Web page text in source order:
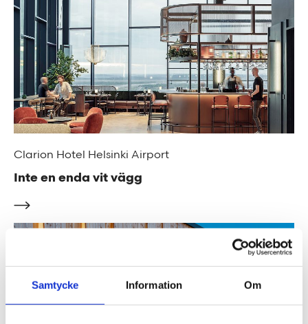
Samtycke Information Om
Clarion Hotel Helsinki Airport
Inte en enda vit vägg